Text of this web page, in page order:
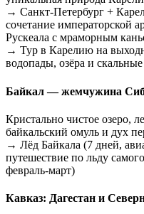
→ Санкт-Петербург +
сочетание императорской
Рускеала с мраморным
→ Тур в Карелию на
водопады, озёра и
Байкал — жемчужина
Кристально чистое озеро,
байкальский омуль и дух
→ Лёд Байкала (7 дней,
путешествие по льду
февраль-март)
Кавказ: Дагестан и